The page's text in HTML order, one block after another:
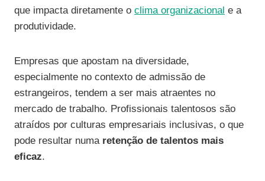
que impacta diretamente o clima organizacional e a
produtividade.
Empresas que apostam na diversidade,
especialmente no contexto de admissão de
estrangeiros, tendem a ser mais atraentes no
mercado de trabalho. Profissionais talentosos são
atraídos por culturas empresariais inclusivas, o que
pode resultar numa retenção de talentos mais
eficaz.